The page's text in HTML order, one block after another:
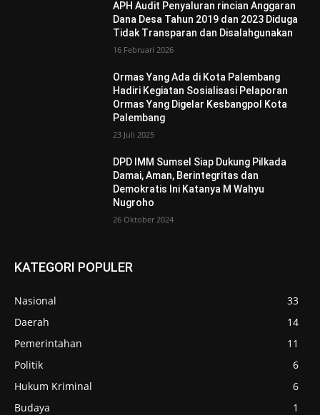
APH Audit Penyaluran rincian Anggaran
Dana Desa Tahun 2019 dan 2023 Diduga
Tidak Transparan dan Disalahgunakan
16 Februari 2026
Ormas Yang Ada di Kota Palembang
Hadiri Kegiatan Sosialisasi Pelaporan
Ormas Yang Digelar Kesbangpol Kota
Palembang
23 Juli 2025
DPD IMM Sumsel Siap Dukung Pilkada
Damai, Aman, Berintegritas dan
Demokratis Ini Katanya M Wahyu
Nugroho
26 Oktober 2024
KATEGORI POPULER
Nasional
33
Daerah
14
Pemerintahan
11
Politik
6
Hukum Kriminal
6
Budaya
1